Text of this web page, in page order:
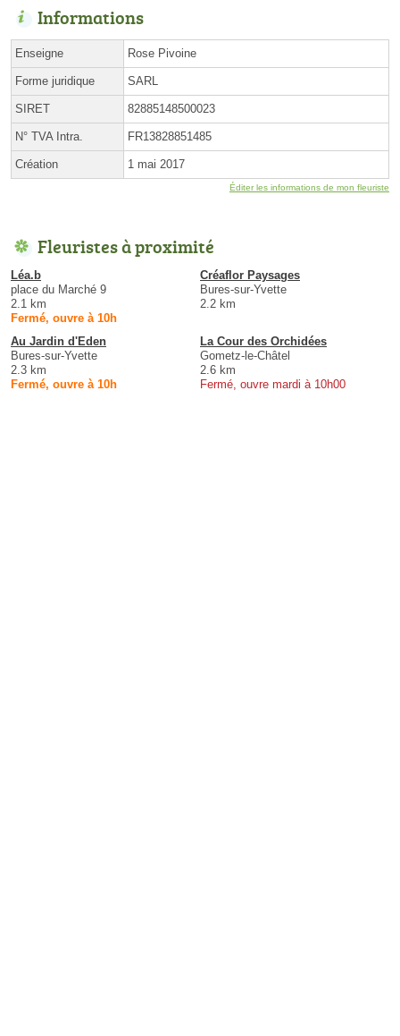
Informations
Enseigne Rose Pivoine
Forme juridique SARL
SIRET 82885148500023
N° TVA Intra. FR13828851485
Création 1 mai 2017
Éditer les informations de mon fleuriste
Fleuristes à proximité
Léa.b
place du Marché 9
2.1 km
Fermé, ouvre à 10h
Créaflor Paysages
Bures-sur-Yvette
2.2 km
Au Jardin d'Eden
Bures-sur-Yvette
2.3 km
Fermé, ouvre à 10h
La Cour des Orchidées
Gometz-le-Châtel
2.6 km
Fermé, ouvre mardi à 10h00